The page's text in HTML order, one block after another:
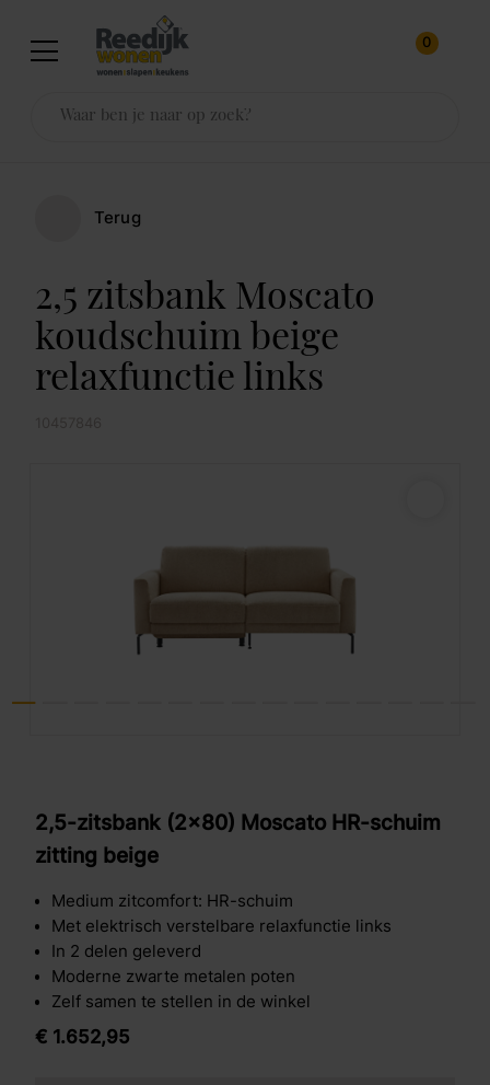
0
Terug
2,5 zitsbank Moscato
koudschuim beige
relaxfunctie links
2,5-zitsbank (2x80) Moscato HR-schuim
zitting beige
Medium zitcomfort: HR-schuim
Met elektrisch verstelbare relaxfunctie links
In 2 delen geleverd
Moderne zwarte metalen poten
Zelf samen te stellen in de winkel
€ 1.652,95